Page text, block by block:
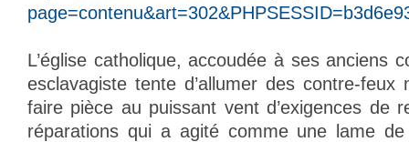
L’église catholique, accoudée à ses anciens
esclavagiste tente d’allumer des contre-feux
faire pièce au puissant vent d’exigences de
réparations qui a agité comme une lame